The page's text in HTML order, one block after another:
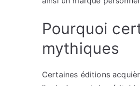
Pourquoi
mythiques
Certaines éditions